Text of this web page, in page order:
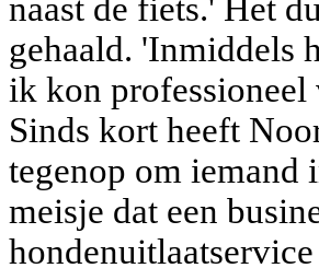
naast de fiets.' Het
gehaald. 'Inmiddels
ik kon professioneel
Sinds kort heeft
tegenop om iemand
meisje dat een